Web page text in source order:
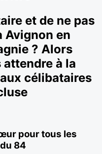
et de ne pas
Avignon en
? Alors
à la
célibataires
pour tous les
84